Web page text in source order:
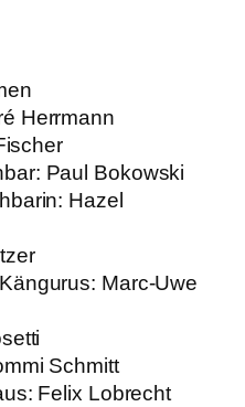
Herrmann
Paul Bokowski
Hazel
Marc-Uwe
Schmitt
Felix Lobrecht